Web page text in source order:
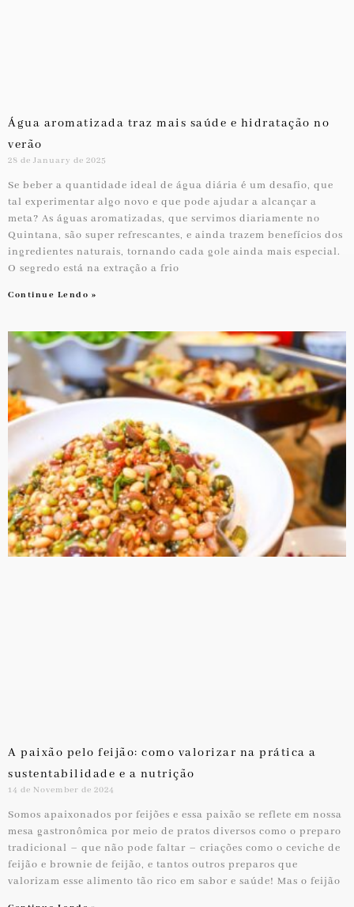
Água aromatizada traz mais saúde e hidratação no
verão
28 de January de 2025
Se beber a quantidade ideal de água diária é um desafio, que
tal experimentar algo novo e que pode ajudar a alcançar a
meta? As águas aromatizadas, que servimos diariamente no
Quintana, são super refrescantes, e ainda trazem benefícios dos
ingredientes naturais, tornando cada gole ainda mais especial.
O segredo está na extração a frio
Continue Lendo »
A paixão pelo feijão: como valorizar na prática a
sustentabilidade e a nutrição
14 de November de 2024
Somos apaixonados por feijões e essa paixão se reflete em nossa
mesa gastronômica por meio de pratos diversos como o preparo
tradicional – que não pode faltar – criações como o ceviche de
feijão e brownie de feijão, e tantos outros preparos que
valorizam esse alimento tão rico em sabor e saúde! Mas o feijão